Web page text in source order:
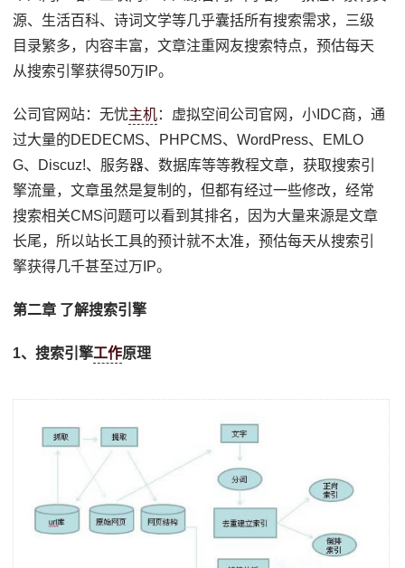
源、生活百科、诗词文学等几乎囊括所有搜索需求，三级
目录繁多，内容丰富，文章注重网友搜索特点，预估每天
从搜索引擎获得50万IP。
公司官网站：无忧主机：虚拟空间公司官网，小IDC商，通
过大量的DEDECMS、PHPCMS、WordPress、EMLO
G、Discuz!、服务器、数据库等等教程文章，获取搜索引
擎流量，文章虽然是复制的，但都有经过一些修改，经常
搜索相关CMS问题可以看到其排名，因为大量来源是文章
长尾，所以站长工具的预计就不太准，预估每天从搜索引
擎获得几千甚至过万IP。
第二章 了解搜索引擎
1、搜索引擎工作原理